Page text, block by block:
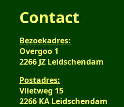
Contact
Bezoekadres:
Overgoo 1
2266 JZ Leidschendam
Postadres:
Vlietweg 15
2266 KA Leidschendam